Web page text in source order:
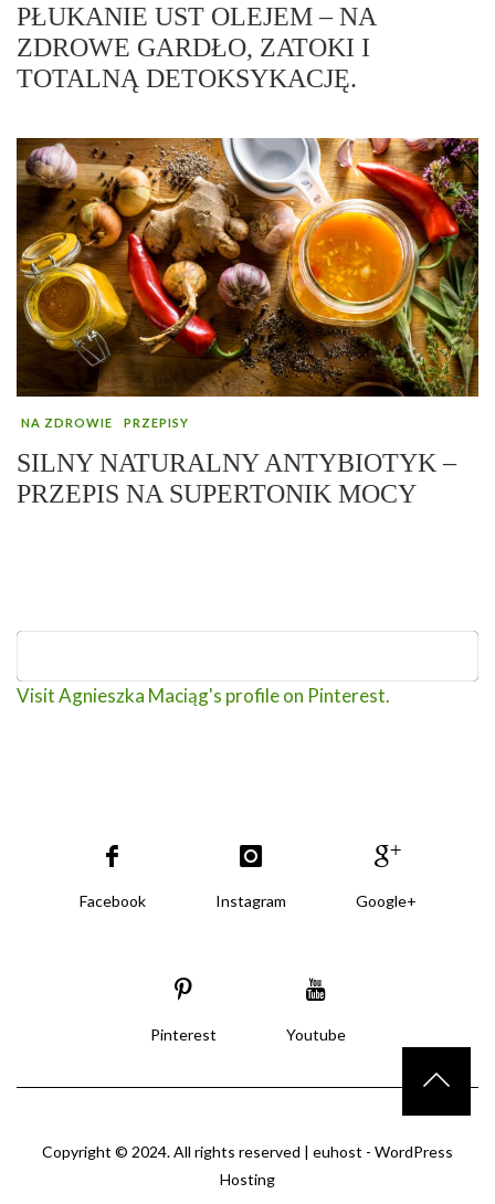
PŁUKANIE UST OLEJEM – NA
ZDROWE GARDŁO, ZATOKI I
TOTALNĄ DETOKSYKACJĘ.
NA ZDROWIE PRZEPISY
SILNY NATURALNY ANTYBIOTYK –
PRZEPIS NA SUPERTONIK MOCY
Visit Agnieszka Maciąg's profile on Pinterest.
Facebook Instagram Google+
Pinterest Youtube
Copyright © 2024. All rights reserved | euhost - WordPress
Hosting